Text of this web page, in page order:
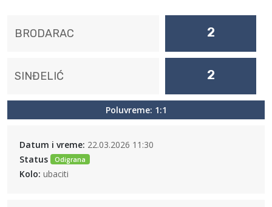
BRODARAC 2
SINĐELIĆ 2
Poluvreme: 1:1
Datum i vreme: 22.03.2026 11:30
Status
Odigrana
Kolo: ubaciti